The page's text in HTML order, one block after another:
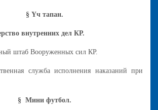
§ Үч тапан.
внутренних дел КР.
штаб Вооруженных сил КР.
служба исполнения наказаний при
§ Мини футбол.